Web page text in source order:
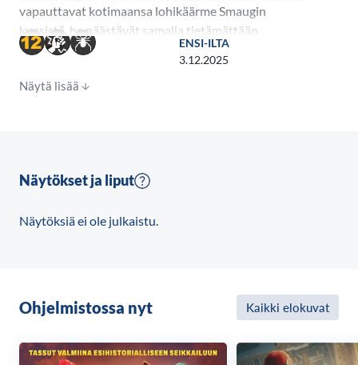
vapauttavat kotimaansa lohikäärme Smaugin
kynsistä, he päästävät samalla tietämättään
valloilleen hirveän tuhovoiman. Hurjistunut Smaug
kohdistaa palavan raivonsa Järvikaupungin
puolustuskyvyttömiin miehiin, naisiin ja lapsiin.
valinnan.Edessä on kuitenkin vielä suurempia vaaroja.
aavistanut, että mahtava vihollinen Sauron on
kääpiöiden, haltioiden ja ihmisten tulee päättää,
yhdistävätkö he voimansa vai kohtaavatko he tuhon.
että ystäviensä puolesta sankarillisessa Viiden
ENSI-ILTA
3.12.2025
Näytä lisää
Näytökset ja liput
Näytöksiä ei ole julkaistu.
Ohjelmistossa nyt Kaikki elokuvat